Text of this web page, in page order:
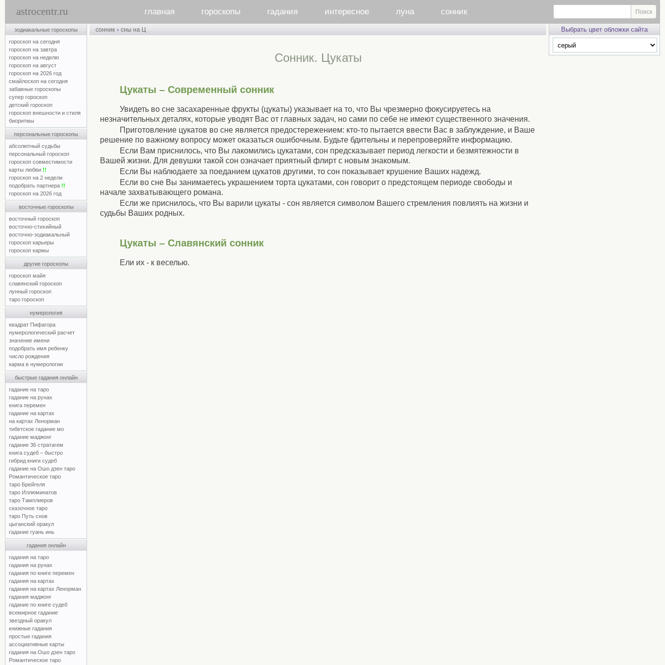
astrocentr.ru главная гороскопы гадания интересное луна сонник
зодиакальные гороскопы
гороскоп на сегодня
гороскоп на завтра
гороскоп на неделю
гороскоп на август
гороскоп на 2026 год
смайлоскоп на сегодня
забавные гороскопы
супер гороскоп
детский гороскоп
гороскоп внешности и стиля
биоритмы
персональные гороскопы
абсолютный судьбы
персональный гороскоп
гороскоп совместимости
карты любви !!
гороскоп на 2 недели
подобрать партнера !!
гороскоп на 2026 год
восточные гороскопы
восточный гороскоп
восточно-стихийный
восточно-зодиакальный
гороскоп карьеры
гороскоп кармы
другие гороскопы
гороскоп майя
славянский гороскоп
лунный гороскоп
таро гороскоп
нумерология
квадрат Пифагора
нумерологический расчет
значение имени
подобрать имя ребенку
число рождения
карма в нумерологии
быстрые гадания онлайн
гадание на таро
гадание на рунах
книга перемен
гадание на картах
на картах Ленорман
тибетское гадание мо
гадание маджонг
гадание 36 стратагем
книга судеб – быстро
гибрид книги судеб
гадание на Ошо дзен таро
Романтическое таро
таро Брейгеля
таро Иллюминатов
таро Тамплиеров
сказочное таро
таро Путь снов
цыганский оракул
гадание гуань инь
гадания онлайн
гадания на таро
гадания на рунах
гадания по книге перемен
гадания на картах
гадания на картах Ленорман
гадания маджонг
гадание по книге судеб
всемирное гадание
звездный оракул
книжные гадания
простые гадания
ассоциативные карты
гадания на Ошо дзен таро
Романтическое таро
сонник › сны на Ц
Сонник. Цукаты
Цукаты – Современный сонник
Увидеть во сне засахаренные фрукты (цукаты) указывает на то, что Вы чрезмерно фокусируетесь на
незначительных деталях, которые уводят Вас от главных задач, но сами по себе не имеют существенного значения.
Приготовление цукатов во сне является предостережением: кто-то пытается ввести Вас в заблуждение, и Ваше
решение по важному вопросу может оказаться ошибочным. Будьте бдительны и перепроверяйте информацию.
Если Вам приснилось, что Вы лакомились цукатами, сон предсказывает период легкости и безмятежности в
Вашей жизни. Для девушки такой сон означает приятный флирт с новым знакомым.
Если Вы наблюдаете за поеданием цукатов другими, то сон показывает крушение Ваших надежд.
Если во сне Вы занимаетесь украшением торта цукатами, сон говорит о предстоящем периоде свободы и
начале захватывающего романа.
Если же приснилось, что Вы варили цукаты - сон является символом Вашего стремления повлиять на жизни и
судьбы Ваших родных.
Цукаты – Славянский сонник
Ели их - к веселью.
Выбрать цвет обложки сайта